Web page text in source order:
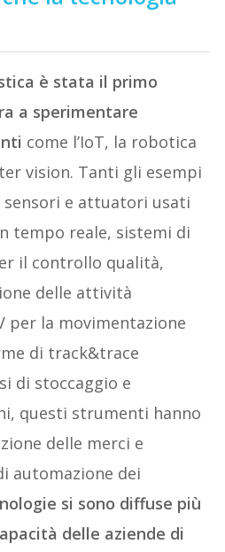
è stata il primo
a sperimentare
come l’IoT, la robotica
vision. Tanti gli esempi
sensori e attuatori usati
tempo reale, sistemi di
il controllo qualità,
delle attività
per la movimentazione
di track&trace
di stoccaggio e
questi strumenti hanno
delle merci e
automazione dei
si sono diffuse più
delle aziende di